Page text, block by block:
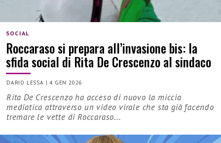
SOCIAL
Roccaraso si prepara all’invasione bis: la
sfida social di Rita De Crescenzo al sindaco
DARIO LESSA |4 GEN 2026
Rita De Crescenzo ha acceso di nuovo la miccia
mediatica attraverso un video virale che sta già facendo
tremare le vette di Roccaraso...